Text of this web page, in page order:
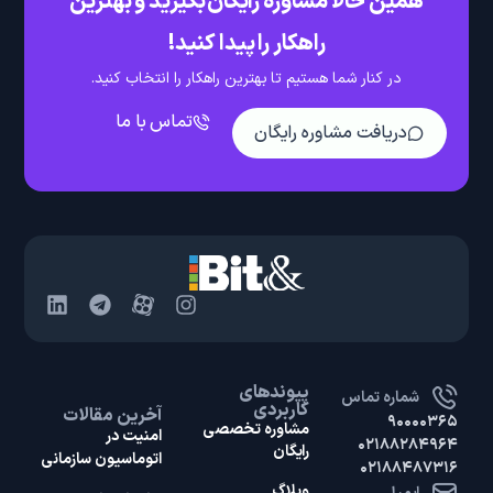
راهکار را پیدا کنید!
در کنار شما هستیم تا بهترین راهکار را انتخاب کنید.
دریافت مشاوره رایگان تماس با ما
شماره تماس
۹۰۰۰۰۳۶۵
۰۲۱۸۸۲۸۴۹۶۴
۰۲۱۸۸۴۸۷۳۱۶
پیوندهای
کاربردی
مشاوره تخصصی
رایگان
آخرین مقالات
امنیت در
اتوماسیون سازمانی